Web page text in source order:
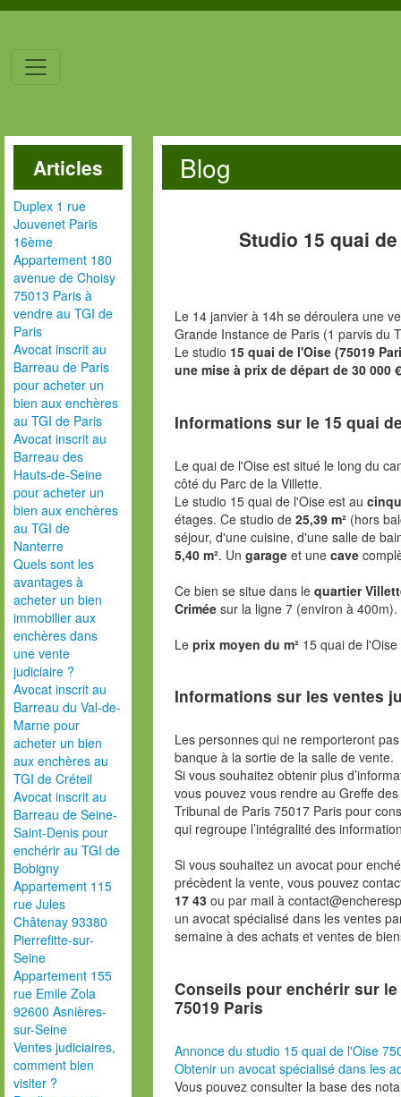
Articles
Duplex 1 rue
Jouvenet Paris
16ème
Appartement 180
avenue de Choisy
75013 Paris à
vendre au TGI de
Paris
Avocat inscrit au
Barreau de Paris
pour acheter un
bien aux enchères
au TGI de Paris
Avocat inscrit au
Barreau des
Hauts-de-Seine
pour acheter un
bien aux enchères
au TGI de
Nanterre
Quels sont les
avantages à
acheter un bien
immobilier aux
enchères dans
une vente
judiciaire ?
Avocat inscrit au
Barreau du Val-de-
Marne pour
acheter un bien
aux enchères au
TGI de Créteil
Avocat inscrit au
Barreau de Seine-
Saint-Denis pour
enchérir au TGI de
Bobigny
Appartement 115
rue Jules
Châtenay 93380
Pierrefitte-sur-
Seine
Appartement 155
rue Emile Zola
92600 Asnières-
sur-Seine
Ventes judiciaires,
comment bien
visiter ?
Blog
Studio 15 quai
Le 14 janvier à 14h se déroulera une
Grande Instance de Paris (1 parvis du
Le studio 15 quai de l'Oise (75019
une mise à prix de départ de 30 000 €
Informations sur le 15 quai
Le quai de l'Oise est situé le long du
côté du Parc de la Villette.
Le studio 15 quai de l'Oise est au
étages. Ce studio de 25,39 m²(hors
séjour, d'une cuisine, d'une salle de
5,40 m². Un garageet une cave
Ce bien se situe dans le quartier
Crimée sur la ligne 7 (environ à 400m).
Le prix moyen du m² 15 quai de
Informations sur les ventes
Les personnes qui ne remporteront
banque à la sortie de la salle de vente.
Si vous souhaitez obtenir plus
vous pouvez vous rendre au Greffe
Tribunal de Paris 75017 Paris pour
qui regroupe l’intégralité des
Si vous souhaitez un avocat pour
précèdent la vente, vous pouvez
17 43 ou par mail à
un avocat spécialisé dans les ventes
semaine à des achats et ventes de
Conseils pour enchérir sur
75019 Paris
Annonce du studio 15 quai de l'Oise
Obtenir un avocat spécialisé dans les
Vous pouvez consulter la base des